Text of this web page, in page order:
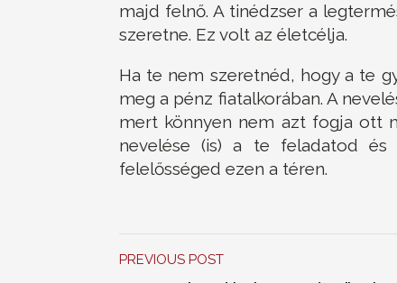
majd felnő. A tinédzser a
szeretne. Ez volt az életcélja.
Ha te nem szeretnéd, hogy a te
meg a pénz fiatalkorában. A
mert könnyen nem azt fogja ott
nevelése (is) a te feladatod
felelősséged ezen a téren.
PREVIOUS POST